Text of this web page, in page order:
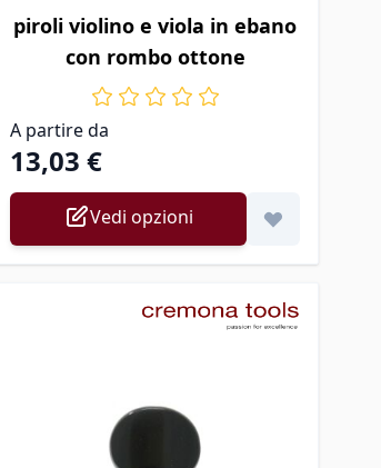
pagina prodotto
piroli violino e viola in ebano
con rombo ottone
Il prezzo dipende dalle opzioni scelte nella
A partire da
13,03 €
Vedi opzioni